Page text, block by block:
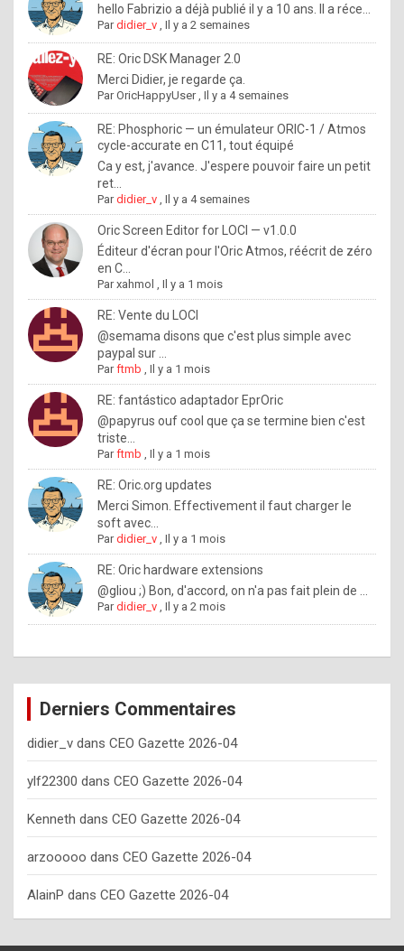
o
l
e
x
.
I
f
y
o
u
w
a
n
t
o
n
o
w
h
o
w
o
e
y
o
u
s
h
o
hello Fabrizio a déjà publié il y a 10 ans. Il a réce...
Pardidier_v ,Il y a 2 semaines
RE: Oric DSK Manager 2.0
Merci Didier, je regarde ça.
ParOricHappyUser,Il y a 4 semaines
RE: Phosphoric — un émulateur ORIC-1 / Atmos
cycle-accurate en C11, tout équipé
Ca y est, j'avance. J'espere pouvoir faire un petit
ret...
Pardidier_v ,Il y a 4 semaines
Oric Screen Editor for LOCI — v1.0.0
Éditeur d'écran pour l'Oric Atmos, réécrit de zéro
en C...
Parxahmol ,Il y a 1 mois
RE: Vente du LOCI
@semama disons que c'est plus simple avec
paypal sur ...
Parftmb ,Il y a 1 mois
RE: fantástico adaptador EprOric
@papyrus ouf cool que ça se termine bien c'est
triste...
Parftmb ,Il y a 1 mois
RE: Oric.org updates
Merci Simon. Effectivement il faut charger le
soft avec...
Pardidier_v ,Il y a 1 mois
RE: Oric hardware extensions
@gliou ;) Bon, d'accord, on n'a pas fait plein de ...
Pardidier_v ,Il y a 2 mois
Derniers Commentaires
didier_v dans CEO Gazette 2026-04
ylf22300 dans CEO Gazette 2026-04
Kenneth dans CEO Gazette 2026-04
arzooooo dans CEO Gazette 2026-04
AlainP dans CEO Gazette 2026-04